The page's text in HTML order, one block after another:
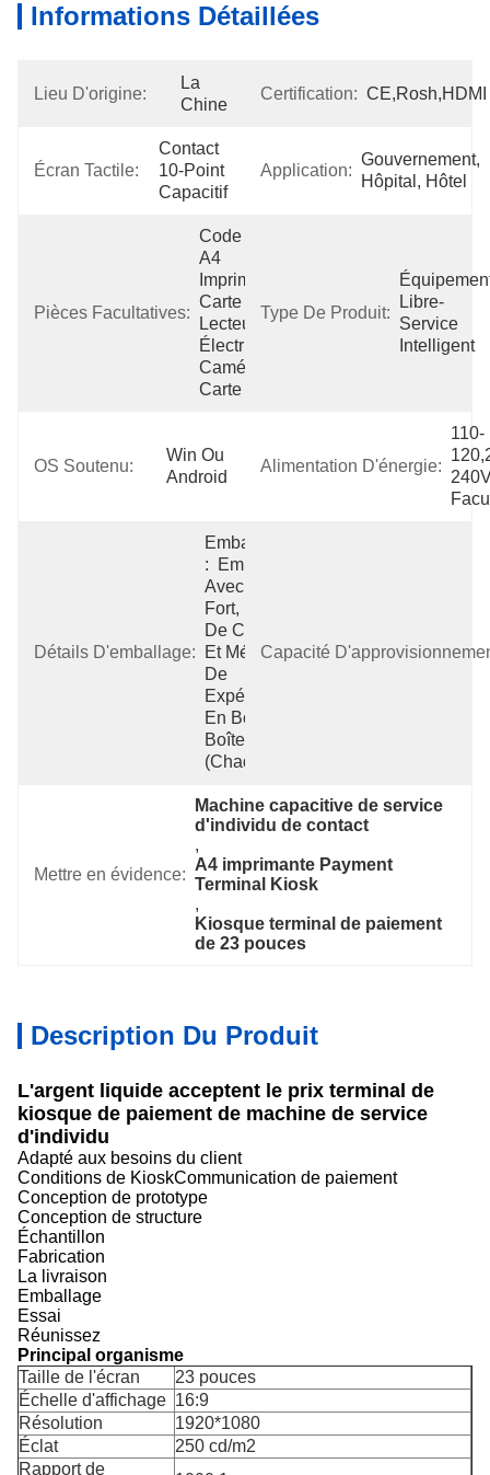
Informations Détaillées
Lieu D'origine:
La
Chine
Certification: CE,Rosh,HDMI
Écran Tactile:
Contact
10-Point
Capacitif
Application:
Gouvernement,
Hôpital, Hôtel
Pièces Facultatives:
Code QR,
A4
Imprimante,
Carte De
Lecteur
Électrique,
Caméra,
Carte D'IC
Type De Produit:
Libre-
Service
Intelligent
OS Soutenu:
Win Ou
Android
Alimentation D'énergie:
110-
Détails D'emballage:
Emballage
:  Emballé
Avec EPE
Fort, Boîte
De Carton
Et Méthode
De
Expédition
En Bois De
Boîte
(chaqu
Capacité
Mettre en évidence:
Machine capacitive de service
d'individu de contact
,
A4 imprimante Payment
Terminal Kiosk
,
Kiosque terminal de paiement
de 23 pouces
Description Du Produit
L'argent liquide acceptent le prix terminal de
kiosque de paiement de machine de service
d'individu
Adapté aux besoins du client
Conditions de KioskCommunication de paiement
Conception de prototype
Conception de structure
Échantillon
Fabrication
La livraison
Emballage
Essai
Réunissez
Principal organisme
Taille de l'écran
23 pouces
Échelle d'affichage 16:9
Résolution
1920*1080
Éclat
250 cd/m2
Rapport de